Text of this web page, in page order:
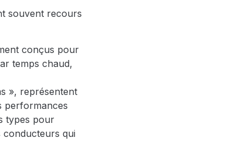
souvent recours
conçus pour
temps chaud,
», représentent
performances
types pour
conducteurs qui